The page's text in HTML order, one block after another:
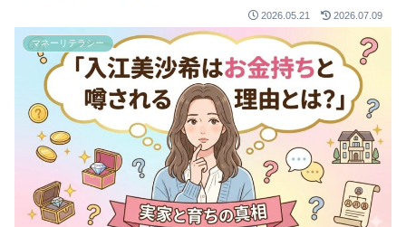
2026.05.21 2026.07.09
マネーリテラシー